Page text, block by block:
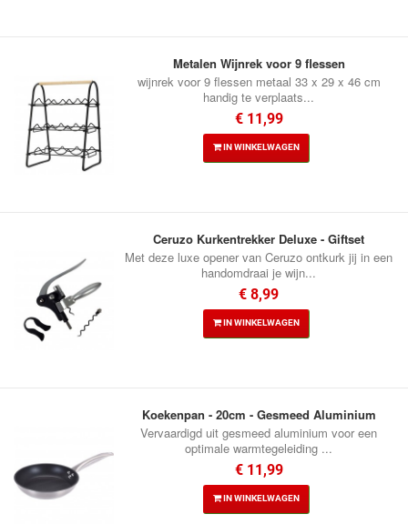
Metalen Wijnrek voor 9 flessen
wijnrek voor 9 flessen metaal 33 x 29 x 46 cm
handig te verplaats...
€ 11,99
IN WINKELWAGEN
Ceruzo Kurkentrekker Deluxe - Giftset
Met deze luxe opener van Ceruzo ontkurk jij in een
handomdraai je wijn...
€ 8,99
IN WINKELWAGEN
Koekenpan - 20cm - Gesmeed Aluminium
Vervaardigd uit gesmeed aluminium voor een
optimale warmtegeleiding ...
€ 11,99
IN WINKELWAGEN